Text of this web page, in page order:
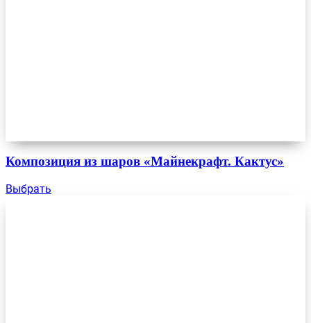
Композиция из шаров «Майнекрафт. Кактус»
Выбрать